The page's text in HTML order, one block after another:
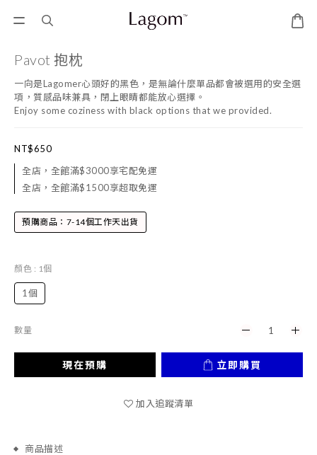
Pavot 抱枕
一向是Lagomer心頭好的黑色，是無論什麼單品都會被選用的安全選
項，質感品味兼具，閉上眼睛都能放心選擇。
Enjoy some coziness with black options that we provided.
NT$650
全店，全館滿$3000享宅配免運
全店，全館滿$1500享超取免運
預購商品：7-14個工作天出貨
顏色 : 1個
1個
數量
現在預購 立即購買
加入追蹤清單
商品描述